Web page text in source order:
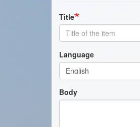
Title
Language
Body